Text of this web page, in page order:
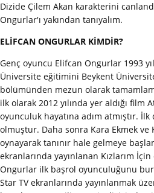
Dizide Çilem Akan karakterini
Ongurlar'ı yakından tanıyalım.
ELİFCAN ONGURLAR KİMDİR?
Genç oyuncu Elifcan Ongurlar 1993
Üniversite eğitimini Beykent
bölümünden mezun olarak
ilk olarak 2012 yılında yer aldığı film
oyunculuk hayatına adım atmıştır.
olmuştur. Daha sonra Kara Ekmek ve
oynayarak tanınır hale gelmeye
ekranlarında yayınlanan Kızlarım
Ongurlar ilk başrol oyunculuğunu
Star TV ekranlarında yayınlanmak